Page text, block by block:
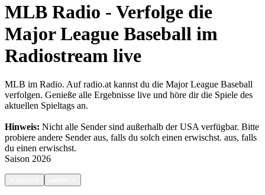
MLB Radio - Verfolge die
Major League Baseball im
Radiostream live
MLB im Radio. Auf radio.at kannst du die Major League Baseball
verfolgen. Genieße alle Ergebnisse live und höre dir die Spiele des
aktuellen Spieltags an.
Hinweis: Nicht alle Sender sind außerhalb der USA verfügbar. Bitte
probiere andere Sender aus, falls du solch einen erwischst. aus, falls
du einen erwischst.
Saison 2026